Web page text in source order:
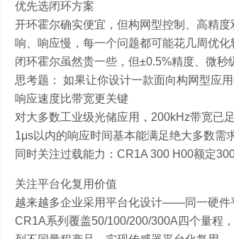
优先选闭环方案
开环霍尔确实便宜，但构网型控制、高精
响、响应慢，每一个问题都可能花几周优化
闭环霍尔虽然贵一些，但±0.5%精度、微秒
思考题： 如果让你设计一款面向构网型应
响应速度比带宽更关键
对大多数工业级光储应用，200kHz带宽已
1μs以内的响应时间基本能满足绝大多数需求
同时关注过载能力：CR1A 300 H00额定
关注平台化复用价值
越来越多企业采用平台化设计——同一硬件
CR1A系列覆盖50/100/200/300A四个量程